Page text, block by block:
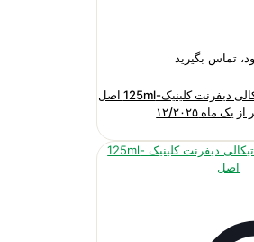
تماس بگیرید
لوشن آبرسان دراماتیکالی دیفرنت کلینیک-125ml اصل
ماه ۱۲/۲۰۲۵